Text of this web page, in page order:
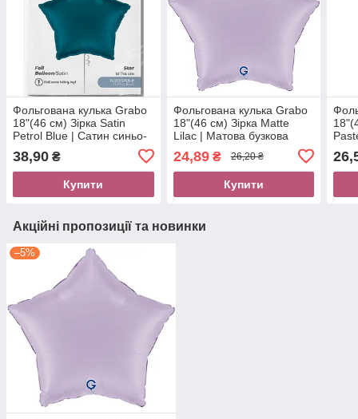
Фольгована кулька Grabo
18"(46 см) Зірка Satin
Petrol Blue | Сатин синьо-
38,90 ₴
Купити
Фольгована кулька Grabo
18"(46 см) Зірка Matte
Lilac | Матова бузкова
24,89₴ 26,20 ₴
Купити
Акційні пропозиції та новинки
–5%